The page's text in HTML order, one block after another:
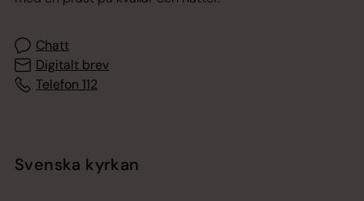
Chatt
Digitalt brev
Telefon 112
Svenska kyrkan